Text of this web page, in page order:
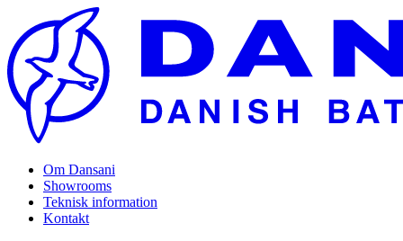
Om Dansani
Showrooms
Teknisk information
Kontakt